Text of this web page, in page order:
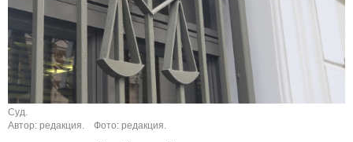
Суд.
Автор: редакция.
Фото: редакция.